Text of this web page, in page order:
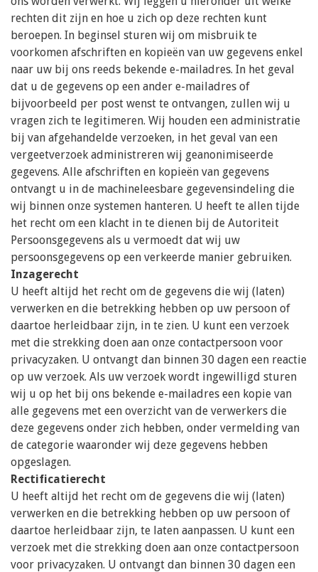
rechten dit zijn en hoe u zich op deze rechten kunt
beroepen. In beginsel sturen wij om misbruik te
voorkomen afschriften en kopieën van uw gegevens enkel
naar uw bij ons reeds bekende e-mailadres. In het geval
dat u de gegevens op een ander e-mailadres of
bijvoorbeeld per post wenst te ontvangen, zullen wij u
vragen zich te legitimeren. Wij houden een administratie
bij van afgehandelde verzoeken, in het geval van een
vergeetverzoek administreren wij geanonimiseerde
gegevens. Alle afschriften en kopieën van gegevens
ontvangt u in de machineleesbare gegevensindeling die
wij binnen onze systemen hanteren. U heeft te allen tijde
het recht om een klacht in te dienen bij de Autoriteit
Persoonsgegevens als u vermoedt dat wij uw
persoonsgegevens op een verkeerde manier gebruiken.
Inzagerecht
U heeft altijd het recht om de gegevens die wij (laten)
verwerken en die betrekking hebben op uw persoon of
daartoe herleidbaar zijn, in te zien. U kunt een verzoek
met die strekking doen aan onze contactpersoon voor
privacyzaken. U ontvangt dan binnen 30 dagen een reactie
op uw verzoek. Als uw verzoek wordt ingewilligd sturen
wij u op het bij ons bekende e-mailadres een kopie van
alle gegevens met een overzicht van de verwerkers die
deze gegevens onder zich hebben, onder vermelding van
de categorie waaronder wij deze gegevens hebben
opgeslagen.
Rectificatierecht
U heeft altijd het recht om de gegevens die wij (laten)
verwerken en die betrekking hebben op uw persoon of
daartoe herleidbaar zijn, te laten aanpassen. U kunt een
verzoek met die strekking doen aan onze contactpersoon
voor privacyzaken. U ontvangt dan binnen 30 dagen een